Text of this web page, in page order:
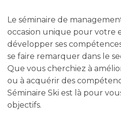
Le séminaire de
occasion unique pour votre
développer ses
se faire remarquer dans le
Que vous cherchiez à
ou à acquérir des
Séminaire Ski est là pour
objectifs.